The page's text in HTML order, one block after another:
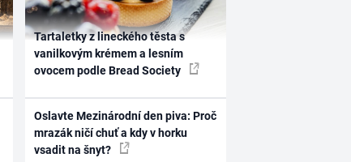
Tartaletky z lineckého těsta s
vanilkovým krémem a lesním
ovocem podle Bread Society
Oslavte Mezinárodní den piva: Proč
mrazák ničí chuť a kdy v horku
vsadit na šnyt?